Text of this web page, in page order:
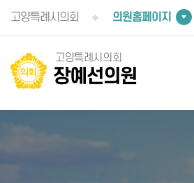
고양특례시의회
의원홈페이지
고양특례시의회
장예선의원